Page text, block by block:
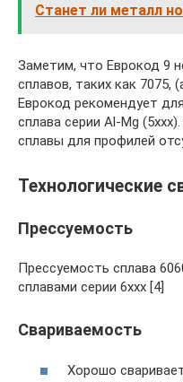
Станет ли металл
Заметим, что Еврокод 9
сплавов, таких как 7075,
Еврокод рекомендует
сплава серии Al-Mg
сплавы для профилей
Технологические
Прессуемость
Прессуемость сплава
сплавами серии 6ххх [4]
Свариваемость
Хорошо